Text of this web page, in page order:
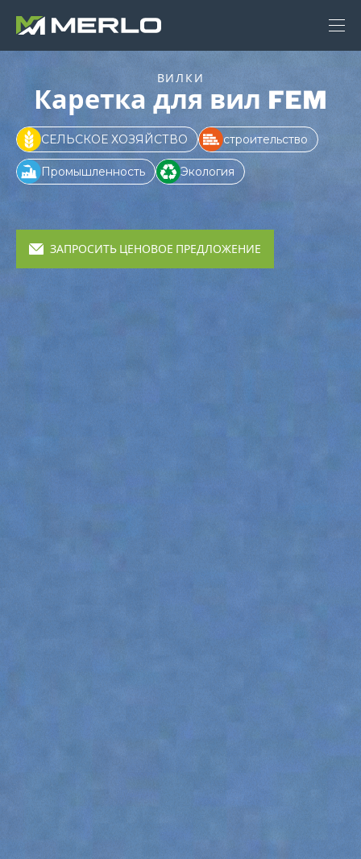
ВИЛКИ
Каретка для вил FEM
СЕЛЬСКОЕ ХОЗЯЙСТВО строительство
Промышленность Экология
ЗАПРОСИТЬ ЦЕНОВОЕ ПРЕДЛОЖЕНИЕ